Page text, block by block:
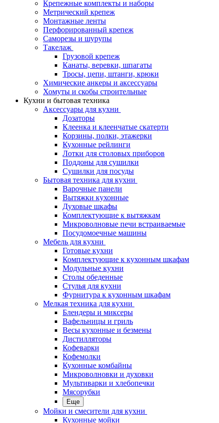
Крепежные комплекты и наборы
Метрический крепеж
Монтажные ленты
Перфорированный крепеж
Саморезы и шурупы
Такелаж
Грузовой крепеж
Канаты, веревки, шпагаты
Тросы, цепи, штанги, крюки
Химические анкеры и аксессуары
Хомуты и скобы строительные
Кухни и бытовая техника
Аксессуары для кухни
Дозаторы
Клеенка и клеенчатые скатерти
Корзины, полки, этажерки
Кухонные рейлинги
Лотки для столовых приборов
Поддоны для сушилки
Сушилки для посуды
Бытовая техника для кухни
Варочные панели
Вытяжки кухонные
Духовые шкафы
Комплектующие к вытяжкам
Микроволновые печи встраиваемые
Посудомоечные машины
Мебель для кухни
Готовые кухни
Комплектующие к кухонным шкафам
Модульные кухни
Столы обеденные
Стулья для кухни
Фурнитура к кухонным шкафам
Мелкая техника для кухни
Блендеры и миксеры
Вафельницы и гриль
Весы кухонные и безмены
Дистилляторы
Кофеварки
Кофемолки
Кухонные комбайны
Микроволновки и духовки
Мультиварки и хлебопечки
Мясорубки
Еще
Мойки и смесители для кухни
Кухонные мойки